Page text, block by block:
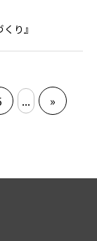
り』
...
»